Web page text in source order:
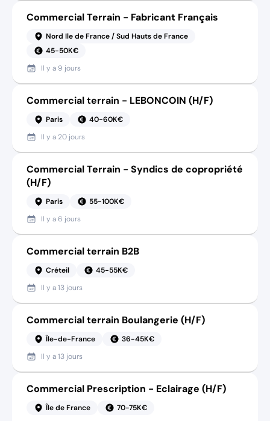
Commercial Terrain - Fabricant Français
Nord Ile de France / Sud Hauts de France
45-50K€
Il y a 9 jours
Commercial terrain - LEBONCOIN (H/F)
Paris
40-60K€
Il y a 20 jours
Commercial Terrain - Syndics de copropriété
(H/F)
Paris
55-100K€
Il y a6 jours
Commercial terrain B2B
Créteil
45-55K€
Il y a13 jours
Commercial terrain Boulangerie (H/F)
Île-de-France
36-45K€
Il y a13 jours
Commercial Prescription - Eclairage (H/F)
Île de France
70-75K€